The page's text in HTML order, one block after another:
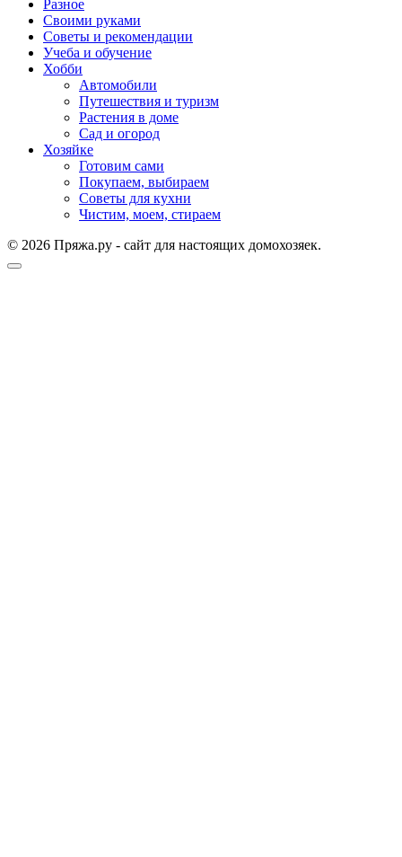
Разное
Своими руками
Советы и рекомендации
Учеба и обучение
Хобби
Автомобили
Путешествия и туризм
Растения в доме
Сад и огород
Хозяйке
Готовим сами
Покупаем, выбираем
Советы для кухни
Чистим, моем, стираем
© 2026 Пряжа.ру - сайт для настоящих домохозяек.